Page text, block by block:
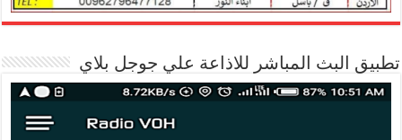
تطبيق البث المباشر للاذاعة علي جوجل بلاي